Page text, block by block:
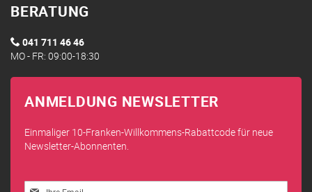
BERATUNG
041 711 46 46
MO - FR: 09:00-18:30
ANMELDUNG NEWSLETTER
Einmaliger 10-Franken-Willkommens-Rabattcode für neue
Newsletter-Abonnenten.
Melden